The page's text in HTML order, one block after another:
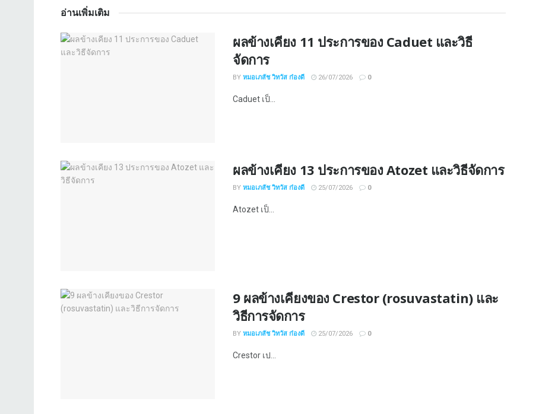
อ่านเพิ่มเติม
ผลข้างเคียง 11 ประการของ Caduet และวิธี
จัดการ
BY หมอเภสัช วิทวัส ก๋องดี 26/07/2026 0
Caduet เป็...
ผลข้างเคียง 13 ประการของ Atozet และวิธีจัดการ
BY หมอเภสัช วิทวัส ก๋องดี 25/07/2026 0
Atozet เป็...
9 ผลข้างเคียงของ Crestor (rosuvastatin) และ
วิธีการจัดการ
BY หมอเภสัช วิทวัส ก๋องดี 25/07/2026 0
Crestor เป...